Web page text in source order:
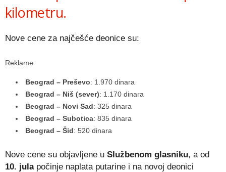
kilometru.
Nove cene za najčešće deonice su:
Reklame
Beograd – Preševo: 1.970 dinara
Beograd – Niš (sever): 1.170 dinara
Beograd – Novi Sad: 325 dinara
Beograd – Subotica: 835 dinara
Beograd – Šid: 520 dinara
Nove cene su objavljene u Službenom glasniku, a od
10. julapočinje naplata putarine i na novoj deonici